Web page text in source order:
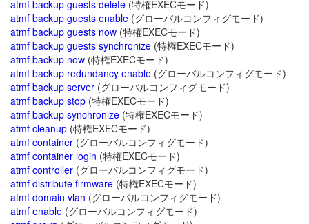
atmf backup guests delete (特権EXECモード)
atmf backup guests enable (グローバルコンフィグモード)
atmf backup guests now (特権EXECモード)
atmf backup guests synchronize (特権EXECモード)
atmf backup now (特権EXECモード)
atmf backup redundancy enable (グローバルコンフィグモード)
atmf backup server (グローバルコンフィグモード)
atmf backup stop (特権EXECモード)
atmf backup synchronize (特権EXECモード)
atmf cleanup (特権EXECモード)
atmf container (グローバルコンフィグモード)
atmf container login (特権EXECモード)
atmf controller (グローバルコンフィグモード)
atmf distribute firmware (特権EXECモード)
atmf domain vlan (グローバルコンフィグモード)
atmf enable (グローバルコンフィグモード)